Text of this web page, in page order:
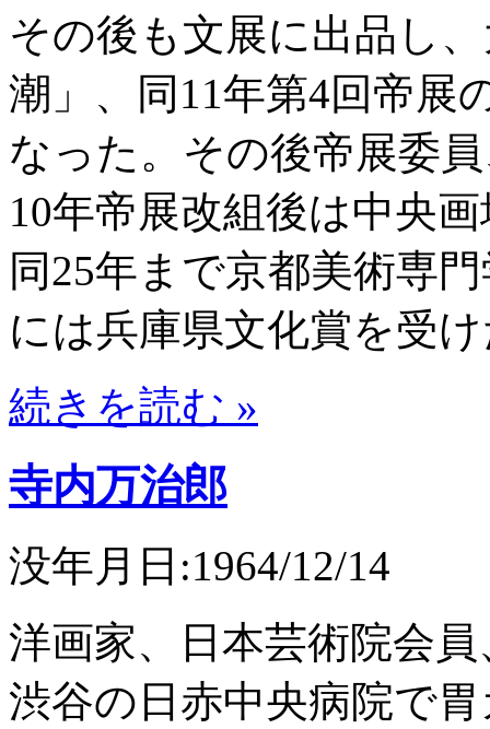
その後も文展に出品し
潮」、同11年第4回帝展
なった。その後帝展委
10年帝展改組後は中央
同25年まで京都美術専
には兵庫県文化賞を受
続きを読む »
寺内万治郎
没年月日:1964/12/14
洋画家、日本芸術院会
渋谷の日赤中央病院で